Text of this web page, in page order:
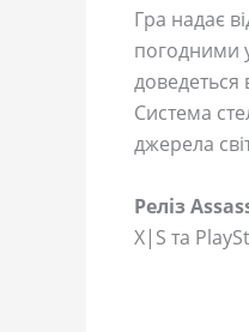
Гра надає
погодними
доведеться
Система
джерела
Реліз
X|S та